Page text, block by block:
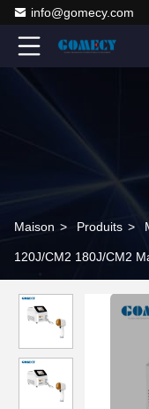
info@gomecy.com
Maison > Produits >
120J/CM2 180J/CM2